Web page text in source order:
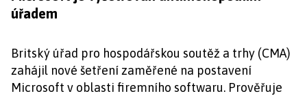
úřadem
Britský úřad pro hospodářskou soutěž a trhy (CMA)
zahájil nové šetření zaměřené na postavení
Microsoft v oblasti firemního softwaru. Prověřuje